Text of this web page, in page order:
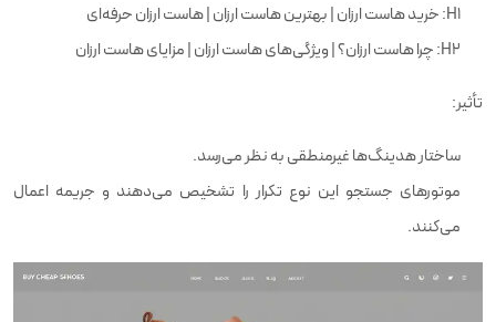
H1: خرید هاست ارزان | بهترین هاست ارزان | هاست ارزان حرفه‌ای
H2: چرا هاست ارزان؟ | ویژگی‌های هاست ارزان | مزایای هاست ارزان
تأثیر:
ساختار هدینگ‌ها غیرمنطقی به نظر می‌رسد.
موتورهای جستجو این نوع تکرار را تشخیص می‌دهند و جریمه اعمال
می‌کنند.